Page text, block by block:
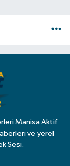
Manisa Aktif
ve yerel
Sesi.